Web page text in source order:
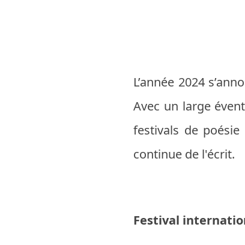
L’année 2024
Avec un large
festivals de
continue de l'écrit.
Festival